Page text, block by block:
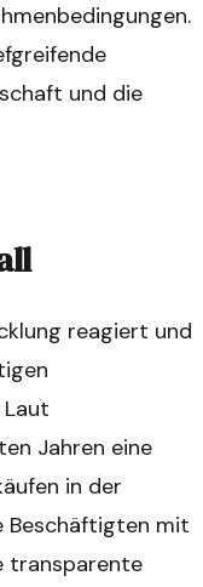
und die
reagiert und
Jahren eine
in der
Beschäftigten mit
transparente